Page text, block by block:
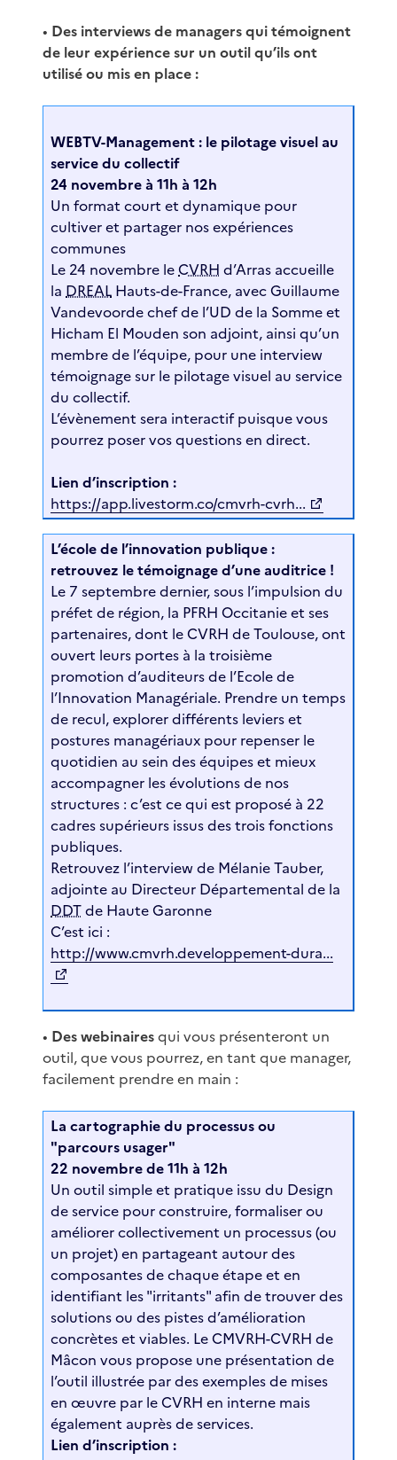
• Des interviews de managers qui témoignent
de leur expérience sur un outil qu’ils ont
utilisé ou mis en place :
WEBTV-Management : le pilotage visuel au
service du collectif
24 novembre à 11h à 12h
Un format court et dynamique pour
cultiver et partager nos expériences
communes
Le 24 novembre leCVRH d’Arras accueille
la DREAL Hauts-de-France, avec Guillaume
Vandevoorde chef de l’UD de la Somme et
Hicham El Mouden son adjoint, ainsi qu’un
membre de l’équipe, pour une interview
témoignage sur le pilotage visuel au service
du collectif.
L’évènement sera interactif puisque vous
pourrez poser vos questions en direct.
Lien d’inscription :
https://app.livestorm.co/cmvrh-cvrh...
L’école de l’innovation publique :
retrouvez le témoignage d’une auditrice !
Le 7 septembre dernier, sous l’impulsion du
préfet de région, la PFRH Occitanie et ses
partenaires, dont le CVRH de Toulouse, ont
ouvert leurs portes à la troisième
promotion d’auditeurs de l’Ecole de
l’Innovation Managériale. Prendre un temps
de recul, explorer différents leviers et
postures managériaux pour repenser le
quotidien au sein des équipes et mieux
accompagner les évolutions de nos
structures : c’est ce qui est proposé à 22
cadres supérieurs issus des trois fonctions
publiques.
Retrouvez l’interview de Mélanie Tauber,
adjointe au Directeur Départemental de la
DDTde Haute Garonne
C’est ici :
http://www.cmvrh.developpement-dura...
• Des webinairesqui vous présenteront un
outil, que vous pourrez, en tant que manager,
facilement prendre en main :
La cartographie du processus ou
"parcours usager"
22 novembre de 11h à 12h
Un outil simple et pratique issu du Design
de service pour construire, formaliser ou
améliorer collectivement un processus (ou
un projet) en partageant autour des
composantes de chaque étape et en
identifiant les "irritants" afin de trouver des
solutions ou des pistes d’amélioration
concrètes et viables. Le CMVRH-CVRH de
Mâcon vous propose une présentation de
l’outil illustrée par des exemples de mises
en œuvre par le CVRH en interne mais
également auprès de services.
Lien d’inscription :